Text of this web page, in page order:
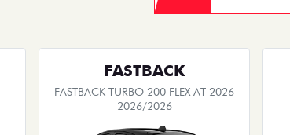
FASTBACK
FASTBACK TURBO 200 FLEX AT 2026
2026/2026